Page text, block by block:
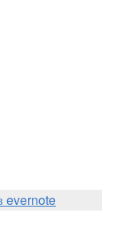
evernote